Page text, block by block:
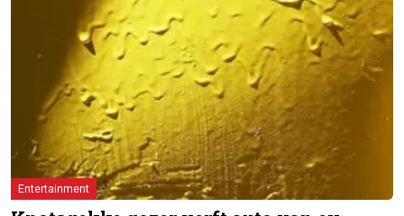
Entertainment